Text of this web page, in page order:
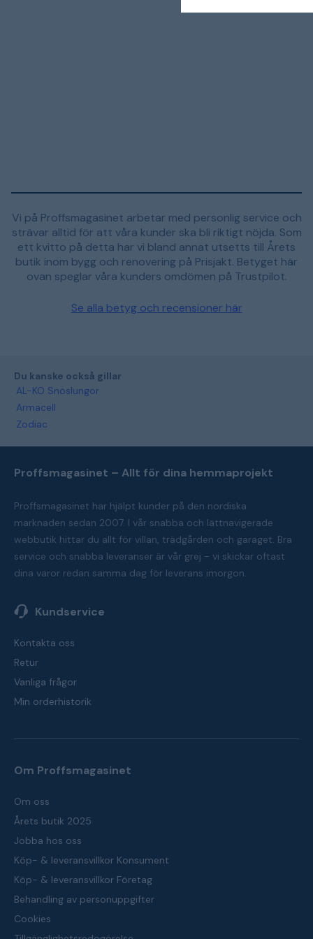
Vi på Proffsmagasinet arbetar med personlig service och
strävar alltid för att våra kunder ska bli riktigt nöjda. Som
ett kvitto på detta har vi bland annat utsetts till Årets
butik inom bygg och renovering på Prisjakt. Betyget här
ovan speglar våra kunders omdömen på Trustpilot.
Se alla betyg och recensioner här
Du kanske också gillar
AL-KO Snöslungor
Armacell
Zodiac
Proffsmagasinet – Allt för dina hemmaprojekt
Proffsmagasinet har hjälpt kunder på den nordiska
marknaden sedan 2007. I vår snabba och lättnavigerade
webbutik hittar du allt för villan, trädgården och garaget. Bra
service och snabba leveranser är vår grej - vi skickar oftast
dina varor redan samma dag för leverans imorgon.
Kundservice
Kontakta oss
Retur
Vanliga frågor
Min orderhistorik
Om Proffsmagasinet
Om oss
Årets butik 2025
Jobba hos oss
Köp- & leveransvillkor Konsument
Köp- & leveransvillkor Företag
Behandling av personuppgifter
Cookies